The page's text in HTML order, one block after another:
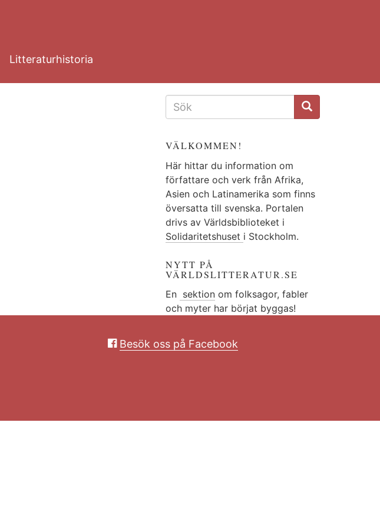
Litteraturhistoria
SÖKFORMULÄR
VÄLKOMMEN!
Här hittar du information om
författare och verk från Afrika,
Asien och Latinamerika som finns
översatta till svenska. Portalen
drivs av Världsbiblioteket i
Solidaritetshuset i Stockholm.
NYTT PÅ
VÄRLDSLITTERATUR.SE
En sektionom folksagor, fabler
och myter har börjat byggas!
Besök oss på Facebook